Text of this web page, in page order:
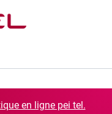
en ligne pei tel.